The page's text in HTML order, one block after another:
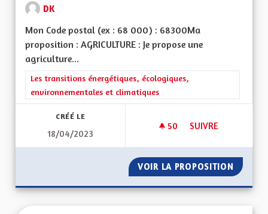
DK
Mon Code postal (ex : 68 000) : 68300Ma
proposition : AGRICULTURE : Je propose une
agriculture...
Filtrer les résultats de la catégorie : Les transitions
Les transitions énergétiques, écologiques,
environnementales et climatiques
CRÉÉ LE
18/04/2023
50 50 ABONNÉS
SUIVRE
VOIR LA PROPOSITION